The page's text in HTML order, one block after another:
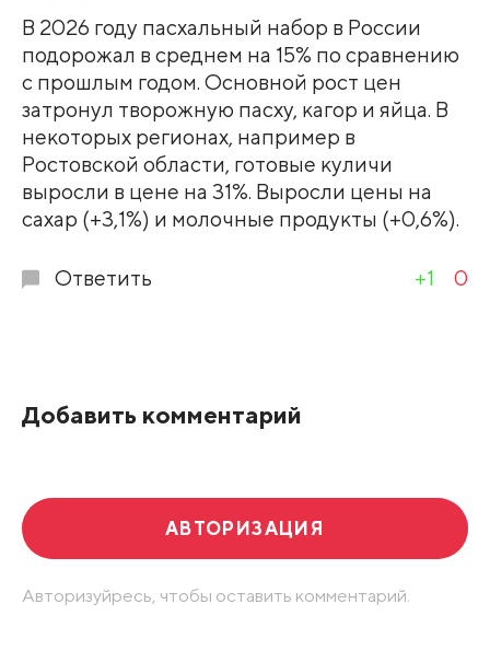
Развернуть все
В 2026 году пасхальный набор в России
подорожал в среднем на 15% по сравнению
с прошлым годом. Основной рост цен
затронул творожную пасху, кагор и яйца. В
некоторых регионах, например в
Ростовской области, готовые куличи
выросли в цене на 31%. Выросли цены на
сахар (+3,1%) и молочные продукты (+0,6%).
Ответить +1 0
Добавить комментарий
АВТОРИЗАЦИЯ
Авторизуйресь, чтобы оставить комментарий.